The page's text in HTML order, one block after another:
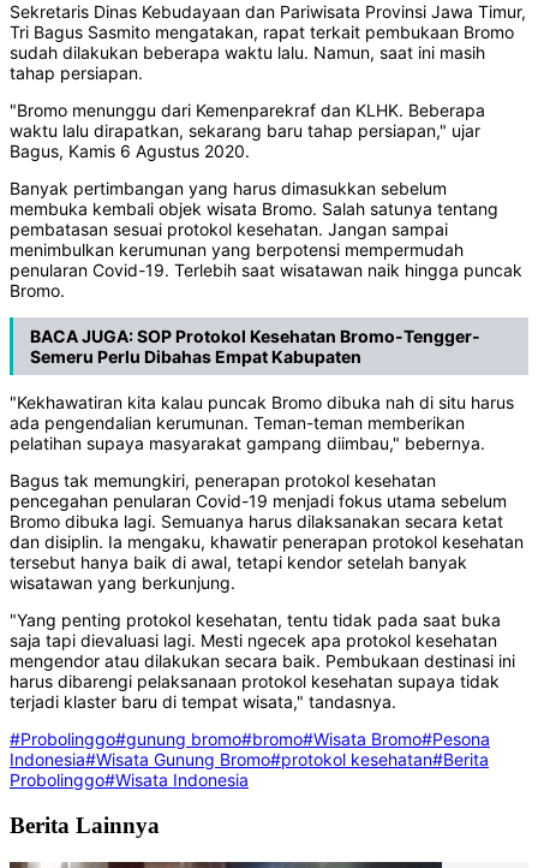
Sekretaris Dinas Kebudayaan dan Pariwisata Provinsi Jawa Timur,
Tri Bagus Sasmito mengatakan, rapat terkait pembukaan Bromo
sudah dilakukan beberapa waktu lalu. Namun, saat ini masih
tahap persiapan.
"Bromo menunggu dari Kemenparekraf dan KLHK. Beberapa
waktu lalu dirapatkan, sekarang baru tahap persiapan," ujar
Bagus, Kamis 6 Agustus 2020.
Banyak pertimbangan yang harus dimasukkan sebelum
membuka kembali objek wisata Bromo. Salah satunya tentang
pembatasan sesuai protokol kesehatan. Jangan sampai
menimbulkan kerumunan yang berpotensi mempermudah
penularan Covid-19. Terlebih saat wisatawan naik hingga puncak
Bromo.
BACA JUGA:SOP Protokol Kesehatan Bromo-Tengger-
Semeru Perlu Dibahas Empat Kabupaten
"Kekhawatiran kita kalau puncak Bromo dibuka nah di situ harus
ada pengendalian kerumunan. Teman-teman memberikan
pelatihan supaya masyarakat gampang diimbau," bebernya.
Bagus tak memungkiri, penerapan protokol kesehatan
pencegahan penularan Covid-19 menjadi fokus utama sebelum
Bromo dibuka lagi. Semuanya harus dilaksanakan secara ketat
dan disiplin. Ia mengaku, khawatir penerapan protokol kesehatan
tersebut hanya baik di awal, tetapi kendor setelah banyak
wisatawan yang berkunjung.
"Yang penting protokol kesehatan, tentu tidak pada saat buka
saja tapi dievaluasi lagi. Mesti ngecek apa protokol kesehatan
mengendor atau dilakukan secara baik. Pembukaan destinasi ini
harus dibarengi pelaksanaan protokol kesehatan supaya tidak
terjadi klaster baru di tempat wisata," tandasnya.
#Probolinggo#gunung bromo#bromo#Wisata Bromo#Pesona
Indonesia#Wisata Gunung Bromo#protokol kesehatan#Berita
Probolinggo#Wisata Indonesia
Berita Lainnya